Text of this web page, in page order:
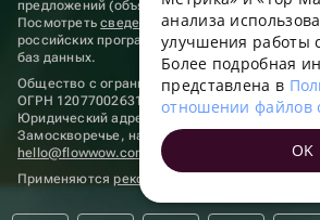
предложений (объявлений) продавцов о
Посмотретьсведения о программах,
российских программ для электронных
баз данных.
Общество с ограниченной
ОГРН 1207700263198, ИНН 9702020445
Юридический адрес: г. Москва, вн.тер. г.
Замоскворечье, наб. Садовническая, д. 9,
hello@flowwow.com
8 800 555-16-15
Применяютсярекомендательные технологии
анализа
улучшения работы
Более подробная
представлена в
отношении файлов
OK